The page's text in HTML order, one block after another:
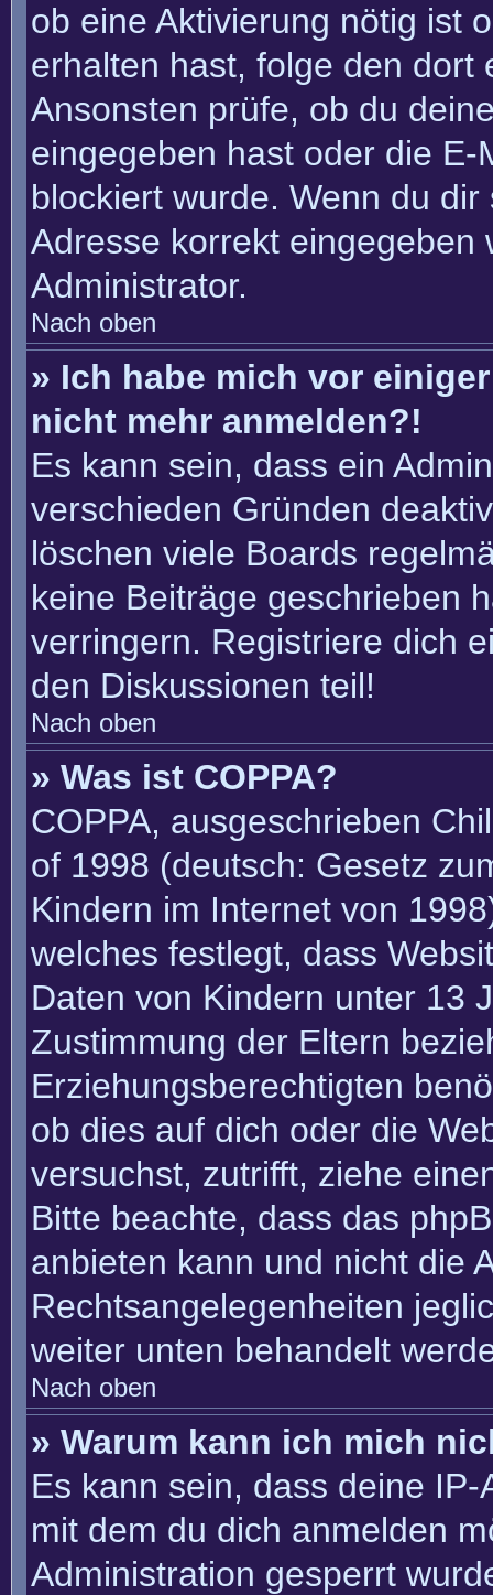
ob eine Aktivierung nötig ist
erhalten hast, folge den dort
Ansonsten prüfe, ob du
eingegeben hast oder die
blockiert wurde. Wenn du
Adresse korrekt
Administrator.
Nach oben
» Ich habe mich vor
nicht mehr anmelden?!
Es kann sein, dass ein
verschieden Gründen
löschen viele Boards
keine Beiträge geschrieben
verringern. Registriere dich
den Diskussionen teil!
Nach oben
» Was ist COPPA?
COPPA, ausgeschrieben
of 1998 (deutsch: Gesetz
Kindern im Internet von
welches festlegt, dass
Daten von Kindern unter 13
Zustimmung der Eltern
Erziehungsberechtigten
ob dies auf dich oder die
versuchst, zutrifft, ziehe
Bitte beachte, dass das
anbieten kann und nicht die
Rechtsangelegenheiten
weiter unten behandelt
Nach oben
» Warum kann ich mich
Es kann sein, dass deine
mit dem du dich anmelden
Administration gesperrt